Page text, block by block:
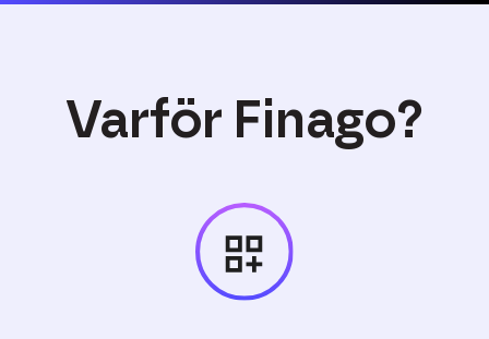
Varför Finago?